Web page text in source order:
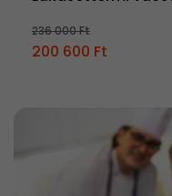
236 000 Ft
200 600 Ft